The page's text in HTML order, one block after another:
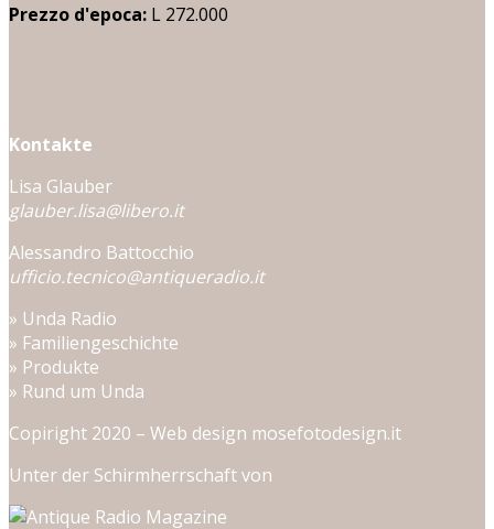
Prezzo d'epoca: L 272.000
Kontakte
Lisa Glauber
glauber.lisa@libero.it
Alessandro Battocchio
ufficio.tecnico@antiqueradio.it
» Unda Radio
» Familiengeschichte
» Produkte
» Rund um Unda
Copiright 2020 – Web design mosefotodesign.it
Unter der Schirmherrschaft von